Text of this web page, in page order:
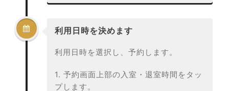
 利用日時を決めます
利用日時を選択し、予約します。
1. 予約画面上部の入室・退室時間をタッ
プします。